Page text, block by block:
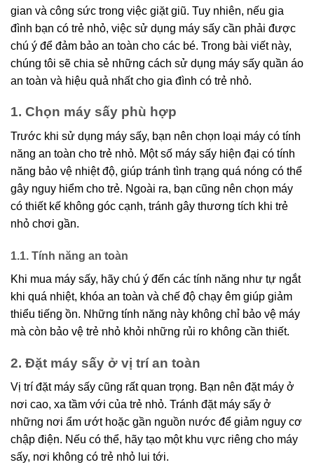
gian và công sức trong việc giặt giũ. Tuy nhiên, nếu gia
đình bạn có trẻ nhỏ, việc sử dụng máy sấy cần phải được
chú ý để đảm bảo an toàn cho các bé. Trong bài viết này,
chúng tôi sẽ chia sẻ những cách sử dụng máy sấy quần áo
an toàn và hiệu quả nhất cho gia đình có trẻ nhỏ.
1. Chọn máy sấy phù hợp
Trước khi sử dụng máy sấy, bạn nên chọn loại máy có tính
năng an toàn cho trẻ nhỏ. Một số máy sấy hiện đại có tính
năng bảo vệ nhiệt độ, giúp tránh tình trạng quá nóng có thể
gây nguy hiểm cho trẻ. Ngoài ra, bạn cũng nên chọn máy
có thiết kế không góc cạnh, tránh gây thương tích khi trẻ
nhỏ chơi gần.
1.1. Tính năng an toàn
Khi mua máy sấy, hãy chú ý đến các tính năng như tự ngắt
khi quá nhiệt, khóa an toàn và chế độ chạy êm giúp giảm
thiểu tiếng ồn. Những tính năng này không chỉ bảo vệ máy
mà còn bảo vệ trẻ nhỏ khỏi những rủi ro không cần thiết.
2. Đặt máy sấy ở vị trí an toàn
Vị trí đặt máy sấy cũng rất quan trọng. Bạn nên đặt máy ở
nơi cao, xa tầm với của trẻ nhỏ. Tránh đặt máy sấy ở
những nơi ẩm ướt hoặc gần nguồn nước để giảm nguy cơ
chập điện. Nếu có thể, hãy tạo một khu vực riêng cho máy
sấy, nơi không có trẻ nhỏ lui tới.